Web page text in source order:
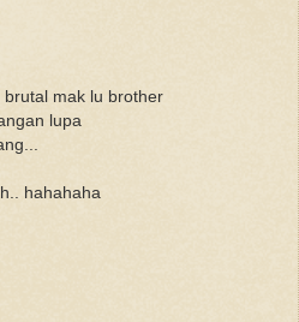
mak lu brother
lupa
hahahaha